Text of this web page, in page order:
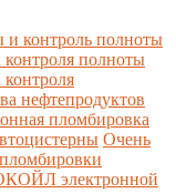
и контроль полноты
контроля полноты
нефтепродуктов
пломбировка
Очень
электронной